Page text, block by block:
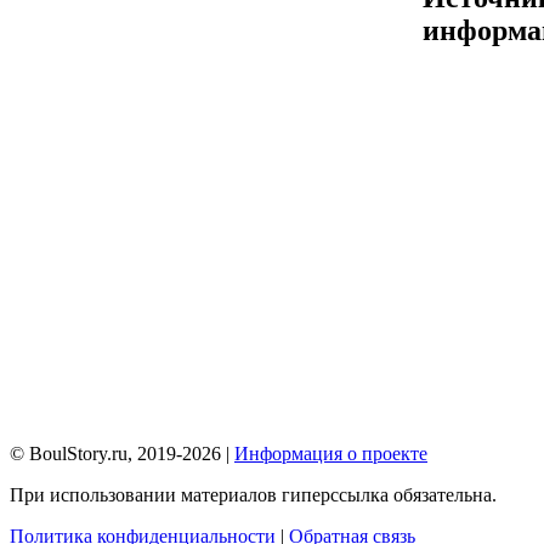
© BoulStory.ru, 2019-2026 | Информация о проекте
При использовании материалов гиперссылка обязательна.
Политика конфиденциальности | Обратная связь